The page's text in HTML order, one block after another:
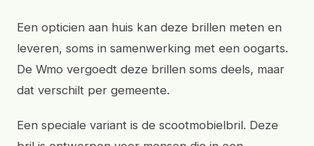
Een opticien aan huis kan deze brillen meten en
leveren, soms in samenwerking met een oogarts.
De Wmo vergoedt deze brillen soms deels, maar
dat verschilt per gemeente.
Een speciale variant is de scootmobielbril. Deze